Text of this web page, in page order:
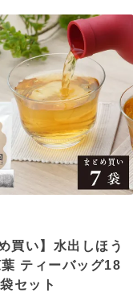
買い】水出しほう
葉 ティーバッグ18
セット